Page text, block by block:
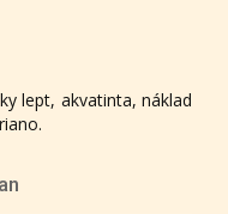
lept, akvatinta, náklad